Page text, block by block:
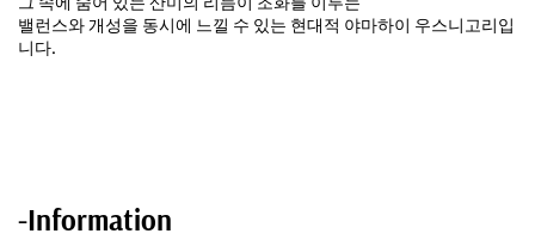
밸런스와 개성을 동시에 느낄 수 있는 현대적 야마하이 우스니고리입
니다.
-Information